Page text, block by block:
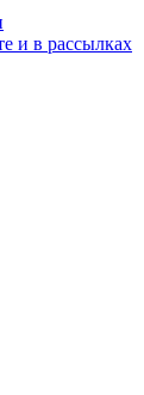
и в рассылках